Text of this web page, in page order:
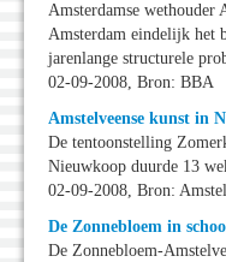
Amsterdamse wethouder
Amsterdam eindelijk het
jarenlange structurele
02-09-2008, Bron: BBA
Amstelveense kunst in
De tentoonstelling
Nieuwkoop duurde 13
02-09-2008, Bron:
De Zonnebloem in
De Zonnebloem-